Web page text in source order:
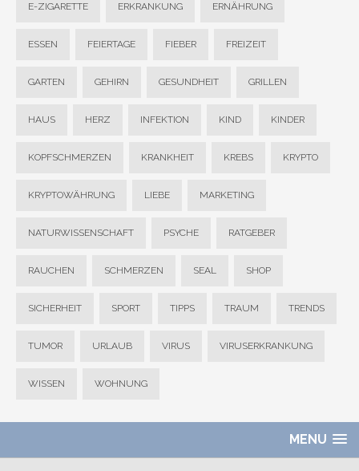
E-ZIGARETTE ERKRANKUNG ERNÄHRUNG
ESSEN FEIERTAGE FIEBER FREIZEIT
GARTEN GEHIRN GESUNDHEIT GRILLEN
HAUS HERZ INFEKTION KIND KINDER
KOPFSCHMERZEN KRANKHEIT KREBS KRYPTO
KRYPTOWÄHRUNG LIEBE MARKETING
NATURWISSENSCHAFT PSYCHE RATGEBER
RAUCHEN SCHMERZEN SEAL SHOP
SICHERHEIT SPORT TIPPS TRAUM TRENDS
TUMOR URLAUB VIRUS VIRUSERKRANKUNG
WISSEN WOHNUNG
MENU